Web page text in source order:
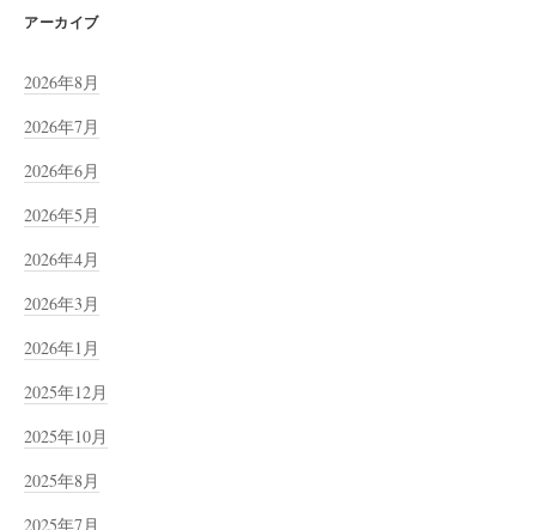
アーカイブ
2026年8月
2026年7月
2026年6月
2026年5月
2026年4月
2026年3月
2026年1月
2025年12月
2025年10月
2025年8月
2025年7月